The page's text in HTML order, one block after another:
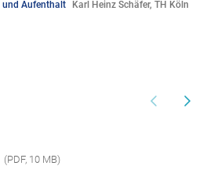
und Aufenthalt
Karl Heinz Schäfer, TH Köln
(PDF, 10 MB)